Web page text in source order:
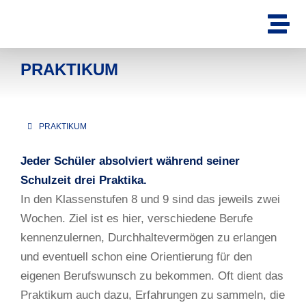
PRAKTIKUM
Sie befinden sich hier:
PRAKTIKUM
Jeder Schüler absolviert während seiner
Schulzeit drei Praktika.
In den Klassenstufen 8 und 9 sind das jeweils zwei
Wochen. Ziel ist es hier, verschiedene Berufe
kennenzulernen, Durchhaltevermögen zu erlangen
und eventuell schon eine Orientierung für den
eigenen Berufswunsch zu bekommen. Oft dient das
Praktikum auch dazu, Erfahrungen zu sammeln, die